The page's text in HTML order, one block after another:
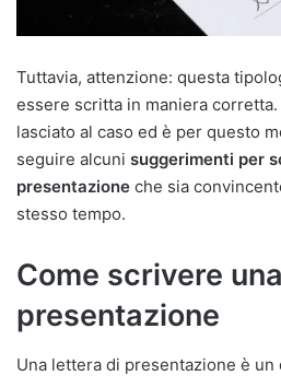
Tuttavia, attenzione: questa
essere scritta in maniera
lasciato al caso ed è per questo
seguire alcuni suggerimenti per
presentazione che sia
stesso tempo.
Come scrivere
presentazione
Una lettera di presentazione è un